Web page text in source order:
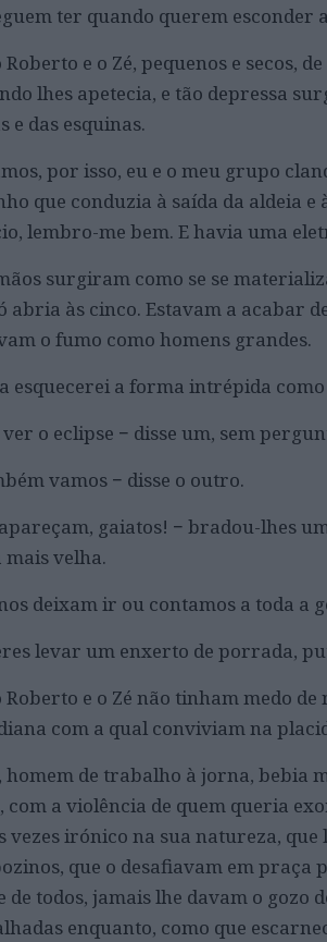
ter quando querem esconder
Roberto e o Zé, pequenos e secos,
lhes apetecia, e tão depressa
e das esquinas.
por isso, eu e o meu grupo
que conduzia à saída da aldeia
lembro-me bem. E havia uma
surgiram como se se
abria às cinco. Estavam a acabar
o fumo como homens grandes.
esquecerei a forma intrépida
ver o eclipse − disse um, sem
vamos − disse o outro.
gaiatos! − bradou-lhes
velha.
deixam ir ou contamos a toda a
levar um enxerto de porrada,
Roberto e o Zé não tinham medo
com a qual conviviam na
homem de trabalho à jorna, bebia
com a violência de quem queria
vezes irónico na sua natureza,
que o desafiavam em praça
de todos, jamais lhe davam o
enquanto, como que